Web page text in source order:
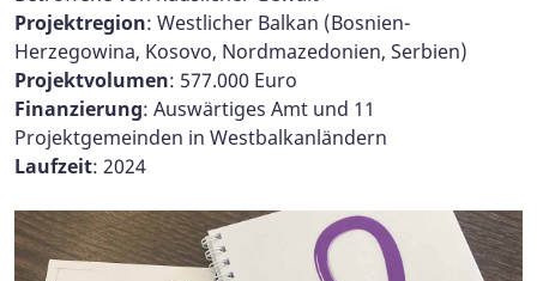
Projektregion: Westlicher Balkan (Bosnien-
Herzegowina, Kosovo, Nordmazedonien, Serbien)
Projektvolumen: 577.000 Euro
Finanzierung: Auswärtiges Amt und 11
Projektgemeinden in Westbalkanländern
Laufzeit: 2024